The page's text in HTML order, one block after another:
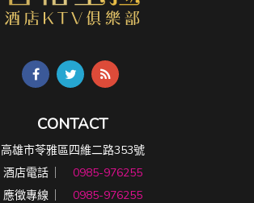
CONTACT
高雄市苓雅區四維二路353號
酒店電話 ︳ 0985-976255
應徵專線 ︳ 0985-976255